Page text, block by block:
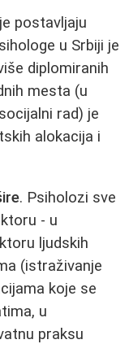
postavljaju
u Srbiji je
diplomiranih
mesta (u
rad) je
alokacija i
. Psiholozi sve
- u
ljudskih
(istraživanje
koje se
u
praksu